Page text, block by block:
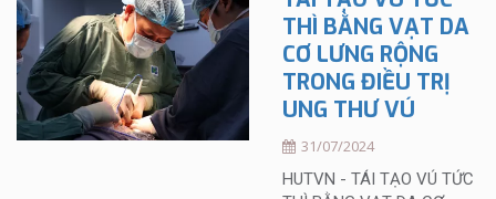
THÌ BẰNG VẠT DA
CƠ LƯNG RỘNG
TRONG ĐIỀU TRỊ
UNG THƯ VÚ
31/07/2024
HUTVN - TÁI TẠO VÚ TỨC